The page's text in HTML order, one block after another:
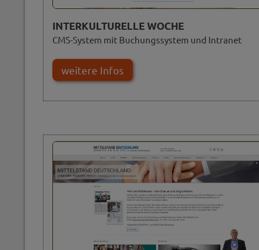
INTERKULTURELLE WOCHE
CMS-System mit Buchungssystem und Intranet
weitere Infos